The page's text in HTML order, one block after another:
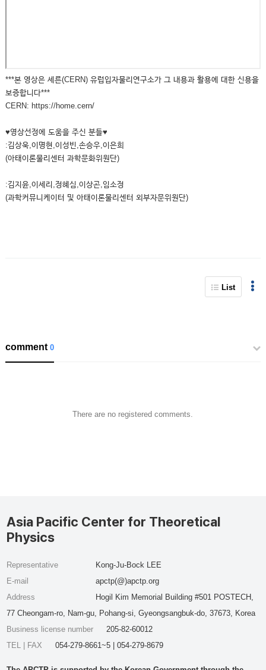
***본 영상은 세른(CERN) 유럽입자물리연구소가 그 내용과 활용에 대한 신용을
보증합니다***
CERN: https://home.cern/
♥영상선정에 도움을 주신 분들♥
:김상욱,이명현,이성빈,손승우,이은희
(아태이론물리센터 과학문화위원단)
:김지윤,이세리,정혜심,이상곤,임소정
(과학커뮤니케이터 및 아태이론물리센터 외부자문위원단)
List
comment0
There are no registered comments.
Asia Pacific Center for Theoretical
Physics
Representative
Kong-Ju-Bock LEE
E-mail
apctp(@)apctp.org
Address
Hogil Kim Memorial Building #501 POSTECH,
77 Cheongam-ro, Nam-gu, Pohang-si, Gyeongsangbuk-do, 37673, Korea
Business license number
205-82-60012
TEL | FAX
054-279-8661~5 | 054-279-8679